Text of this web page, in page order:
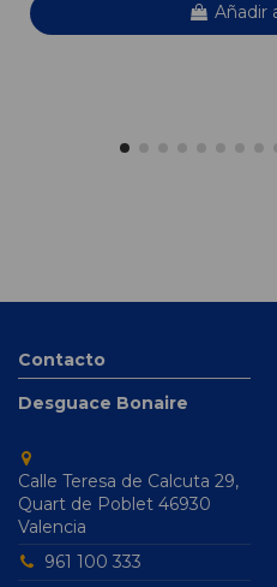
Añadir
Contacto
Desguace Bonaire
Calle Teresa de Calcuta 29,
Quart de Poblet 46930
Valencia
961 100 333